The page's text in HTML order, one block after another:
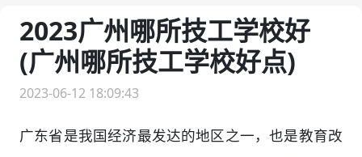
2023广州哪所技工学校好
(广州哪所技工学校好点)
2023-06-12 18:09:43
广东省是我国经济最发达的地区之一，也是教育改